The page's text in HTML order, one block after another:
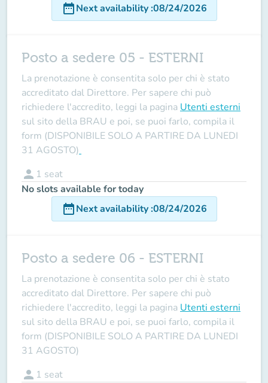
date_rangeNext availability:08/24/2026
Posto a sedere 05 - ESTERNI
La prenotazione è consentita solo per chi è stato
accreditato dal Direttore. Per sapere chi può
richiedere l'accredito, leggi la pagina Utenti esterni
sul sito della BRAU e poi, se puoi farlo, compila il
form (DISPONIBILE SOLO A PARTIRE DA LUNEDI
31 AGOSTO)
person 1 seat
No slots available for today
date_rangeNext availability:08/24/2026
Posto a sedere 06 - ESTERNI
La prenotazione è consentita solo per chi è stato
accreditato dal Direttore. Per sapere chi può
richiedere l'accredito, leggi la pagina Utenti esterni
sul sito della BRAU e poi, se puoi farlo, compila il
form (DISPONIBILE SOLO A PARTIRE DA LUNEDI
31 AGOSTO)
person 1 seat